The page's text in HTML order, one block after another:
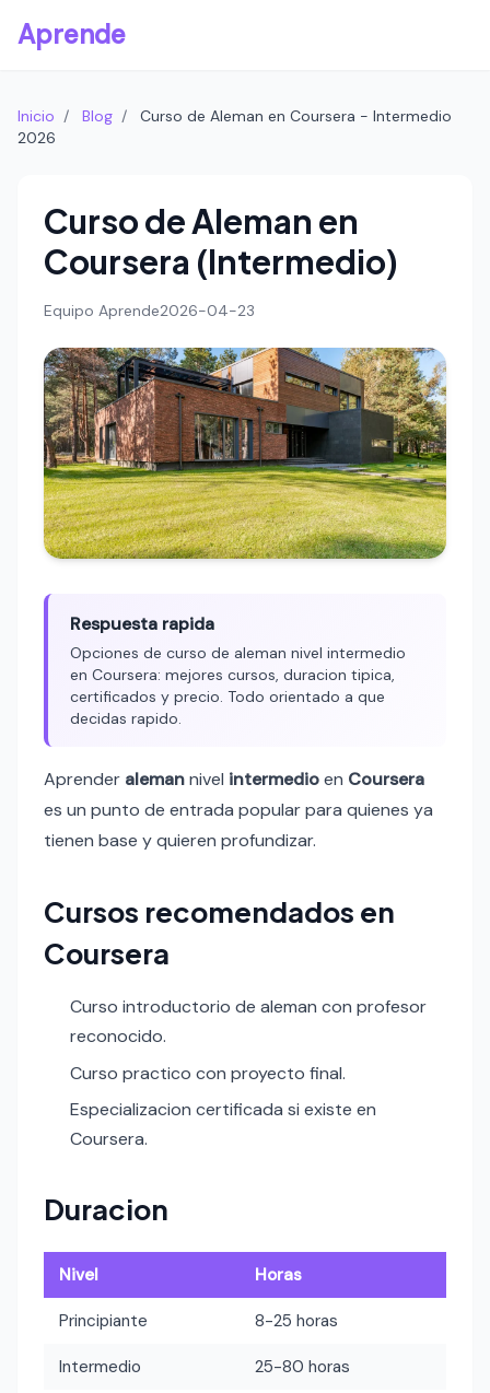
Aprende
Inicio / Blog /
Curso de Aleman en Coursera - Intermedio
2026
Curso de Aleman en
Coursera (Intermedio)
Equipo Aprende2026-04-23
Respuesta rapida
Opciones de curso de aleman nivel intermedio
en Coursera: mejores cursos, duracion tipica,
certificados y precio. Todo orientado a que
decidas rapido.
Aprender alemannivel intermedioen Coursera
es un punto de entrada popular para quienes ya
tienen base y quieren profundizar.
Cursos recomendados en
Coursera
Curso introductorio de aleman con profesor
reconocido.
Curso practico con proyecto final.
Especializacion certificada si existe en
Coursera.
Duracion
Nivel Horas
Principiante 8-25 horas
Intermedio 25-80 horas